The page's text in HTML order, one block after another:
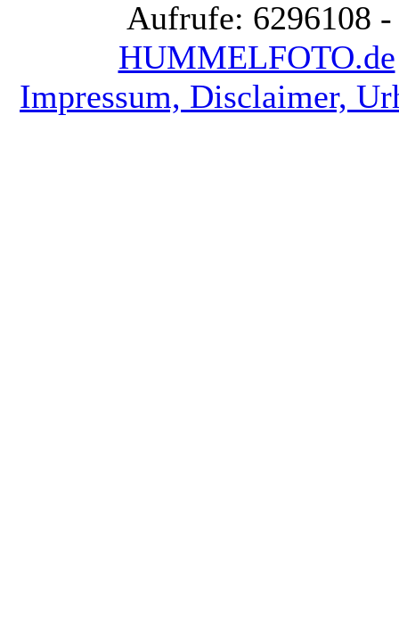
Aufrufe: 6296108
HUMMELFOTO.de
Impressum, Disclaimer,